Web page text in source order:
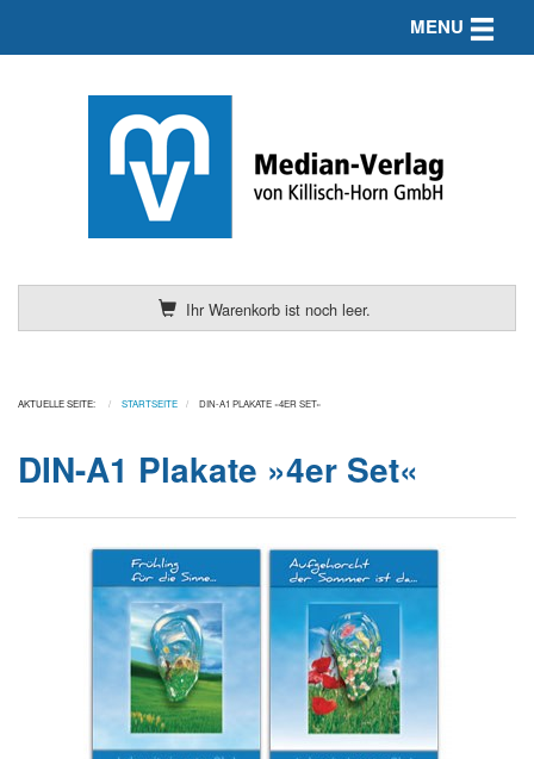
Ihr Warenkorb ist noch leer.
MENU Toggle
AKTUELLE SEITE: STARTSEITE DIN-A1 PLAKATE »4ER SET«
DIN-A1 Plakate »4er Set«